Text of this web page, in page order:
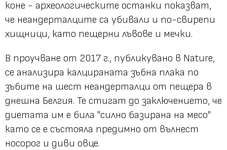
коне - археологическите останки показват,
че неандерталците са убивали и по-свирепи
хищници, като пещерни лъвове и мечки.
В проучване от 2017 г., публикувано в Nature,
се анализира калцираната зъбна плака по
зъбите на шест неандерталци от пещера в
днешна Белгия. Те стигат до заключението, че
диетата им е била "силно базирана на месо"
като се е състояла предимно от вълнест
носорог и диви овце.